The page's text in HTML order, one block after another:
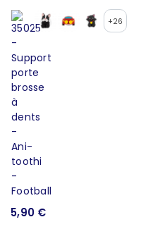
+26
5,90 €